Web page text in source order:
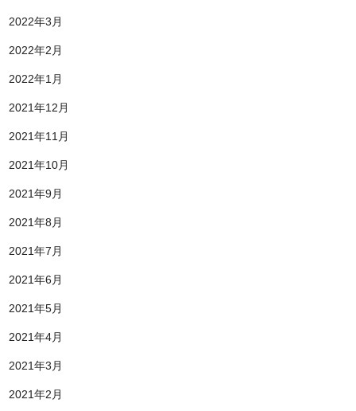
2022年3月
2022年2月
2022年1月
2021年12月
2021年11月
2021年10月
2021年9月
2021年8月
2021年7月
2021年6月
2021年5月
2021年4月
2021年3月
2021年2月